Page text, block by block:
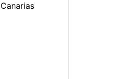
Canarias